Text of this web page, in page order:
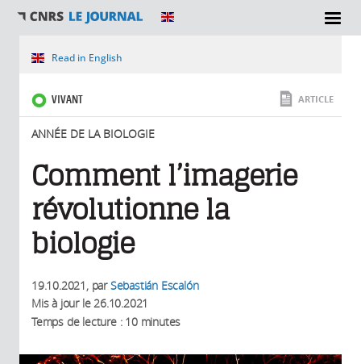
SECTIONS
Vous êtes ici
Read in English
VIVANT
ANNÉE DE LA BIOLOGIE
ARTICLE
Comment l’imagerie
révolutionne la
biologie
19.10.2021, parSebastián Escalón
Mis à jour le26.10.2021
Temps de lecture : 10 minutes